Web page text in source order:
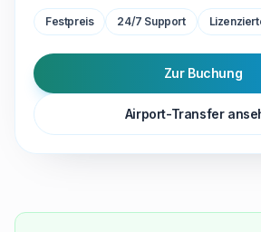
Festpreis 24/7 Support
Zur Buchung
Airport-Transfer